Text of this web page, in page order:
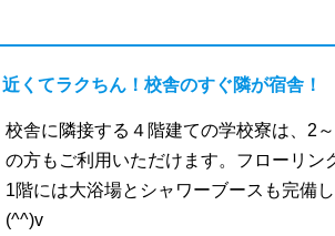
近くてラクちん！校舎のすぐ隣が宿舎！
校舎に隣接する４階建ての学校寮は、2
の方もご利用いただけます。フローリ
1階には大浴場とシャワーブースも完備
(^^)v